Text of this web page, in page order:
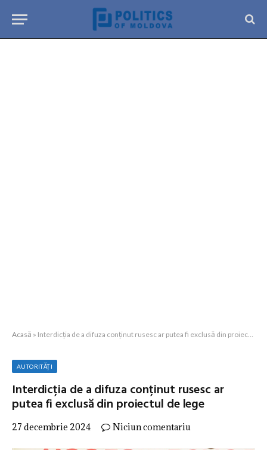
Acasă » Interdicția de a difuza conținut rusesc ar putea fi exclusă din proiectul de lege
AUTORITĂȚI
Interdicția de a difuza conținut rusesc ar
putea fi exclusă din proiectul de lege
27 decembrie 2024 Niciun comentariu